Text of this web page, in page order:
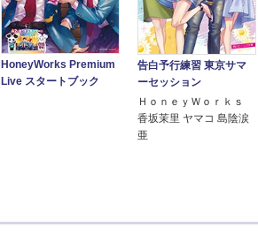
HoneyWorks Premium
Live スタートブック
告白予行練習 東京サマ
ーセッション
ＨｏｎｅｙＷｏｒｋｓ
香坂茉里 ヤマコ 島陰涙
亜